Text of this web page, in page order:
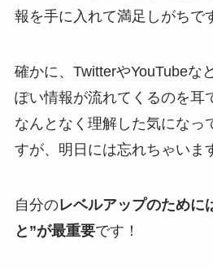
報を手に入れて満足しがちで
確かに、TwitterやYouTubeな
ぽい情報が流れてくるのを耳
なんとなく理解した気になっ
すが、明日には忘れちゃいま
自分のレベルアップのために
と”が最重要です！